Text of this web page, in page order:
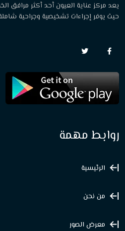
يعد مركز عناية العيون أحد أكثر مرافق
حيث يوفر إجراءات تشخيصية وجراحية
روابط مهمة
الرئيسية
من نحن
معرض الصور